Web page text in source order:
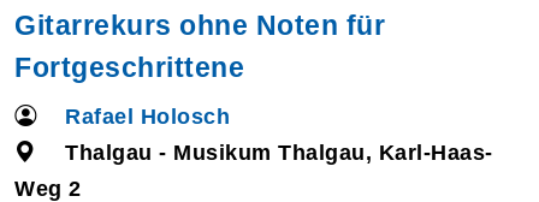
Gitarrekurs ohne Noten für
Fortgeschrittene
Rafael Holosch
Thalgau - Musikum Thalgau, Karl-Haas-
Weg 2